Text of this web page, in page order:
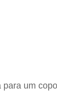
um